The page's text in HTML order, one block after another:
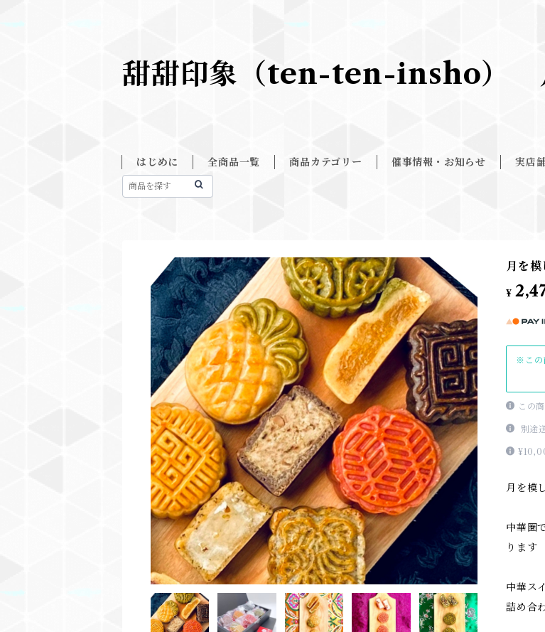
甜甜印象（ten-ten-insho）
はじめに 全商品一覧 商品カテゴリー 催事情報・お知らせ 実店
月を
¥
※この
この
別途
月を模
中華圏
ります
中華ス
詰め合